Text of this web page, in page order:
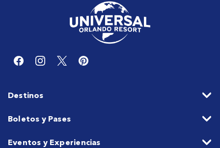
Destinos
Boletos y Pases
Eventos y Experiencias